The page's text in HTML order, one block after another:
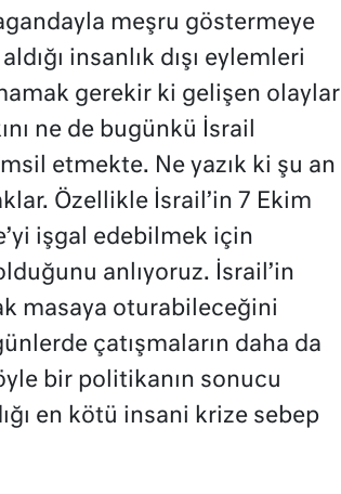
meşru göstermeye
insanlık dışı eylemleri
gerekir ki gelişen olaylar
ne de bugünkü İsrail
etmekte. Ne yazık ki şu an
Özellikle İsrail’in 7 Ekim
işgal edebilmek için
anlıyoruz. İsrail’in
masaya oturabileceğini
çatışmaların daha da
bir politikanın sonucu
en kötü insani krize sebep